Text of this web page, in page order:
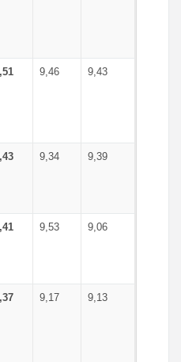
9,46 9,43
9,34 9,39
9,53 9,06
9,17 9,13